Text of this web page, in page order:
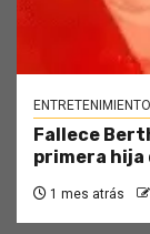
ENTRETENIMIENTO
Fallece
primera hija
1 mes atrás